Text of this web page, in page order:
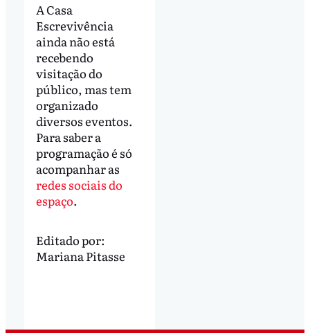
A Casa
Escrevivência
ainda não está
recebendo
visitação do
público, mas tem
organizado
diversos eventos.
Para saber a
programação é só
acompanhar as
redes sociais do
espaço.
Editado por:
Mariana Pitasse